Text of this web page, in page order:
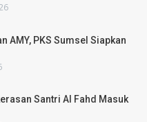
AMY, PKS Sumsel Siapkan
Santri Al Fahd Masuk